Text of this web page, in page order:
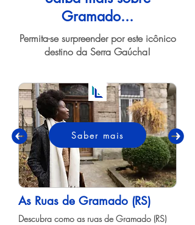
Gramado...
Permita-se surpreender por este icônico
destino da Serra Gaúcha!
a20f385f-4db7-4bcf-a4e4-
a02458ecdd5e
Saber mais
As Ruas de Gramado (RS)
Descubra como as ruas de Gramado (RS)